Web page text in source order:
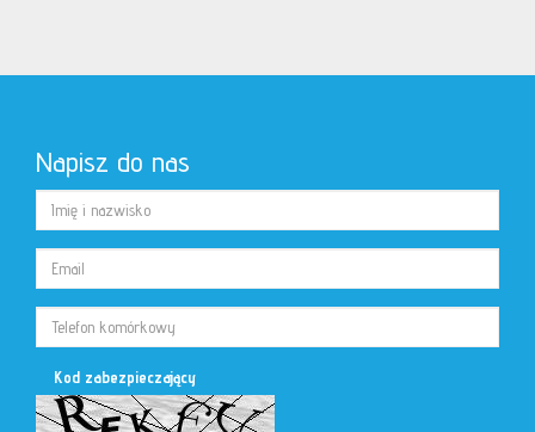
Napisz do nas
Kod zabezpieczający